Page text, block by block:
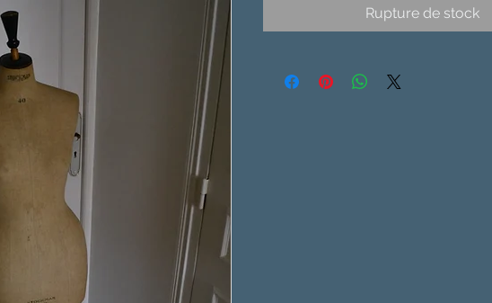
Rupture de stock